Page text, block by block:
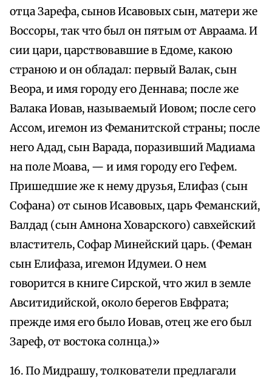
отца Зарефа, сынов Исавовых сын, матери же
Воссоры, так что был он пятым от Авраама. И
сии цари, царствовавшие в Едоме, какою
страною и он обладал: первый Валак, сын
Веора, и имя городу его Деннава; после же
Валака Иовав, называемый Иовом; после сего
Ассом, игемон из Феманитской страны; после
него Адад, сын Варада, поразивший Мадиама
на поле Моава, — и имя городу его Гефем.
Пришедшие же к нему друзья, Елифаз (сын
Софана) от сынов Исавовых, царь Феманский,
Валдад (сын Амнона Ховарского) савхейский
властитель, Софар Минейский царь. (Феман
сын Елифаза, игемон Идумеи. О нем
говорится в книге Сирской, что жил в земле
Авситидийской, около берегов Евфрата;
прежде имя его было Иовав, отец же его был
Зареф, от востока солнца.)»
16. По Мидрашу, толкователи предлагали